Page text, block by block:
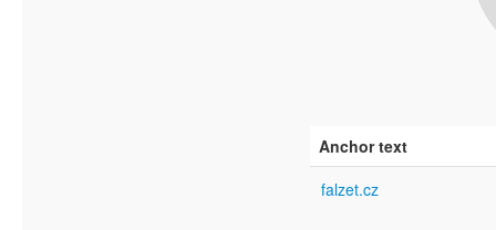
Anchor text
falzet.cz